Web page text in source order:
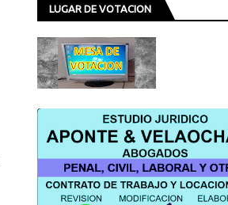
LUGAR DE VOTACION